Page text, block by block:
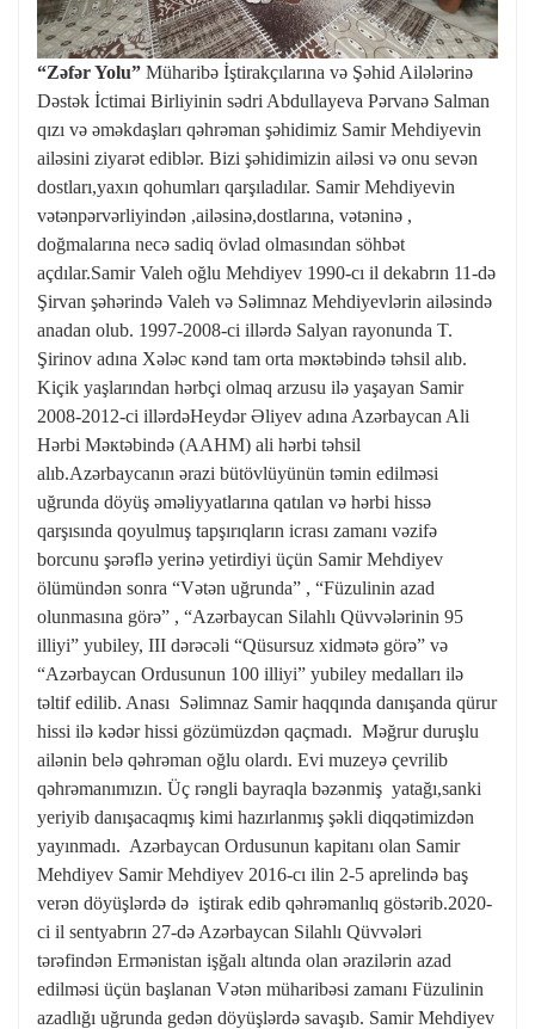
“Zəfər Yolu” Müharibə İştirakçılarına və Şəhid Ailələrinə
Dəstək İctimai Birliyinin sədri Abdullayeva Pərvanə Salman
qızı və əməkdaşları qəhrəman şəhidimiz Samir Mehdiyevin
ailəsini ziyarət ediblər. Bizi şəhidimizin ailəsi və onu sevən
dostları,yaxın qohumları qarşıladılar. Samir Mehdiyevin
vətənpərvərliyindən ,ailəsinə,dostlarına, vətəninə ,
doğmalarına necə sadiq övlad olmasından söhbət
açdılar.Samir Valeh oğlu Mehdiyev 1990-cı il dekabrın 11-də
Şirvan şəhərində Valeh və Səlimnaz Mehdiyevlərin ailəsində
anadan olub. 1997-2008-ci illərdə Salyan rayonunda T.
Şirinov adına Xələc кənd tam orta məкtəbində təhsil alıb.
Kiçik yaşlarından hərbçi olmaq arzusu ilə yaşayan Samir
2008-2012-ci illərdəHeydər Əliyev adına Azərbaycan Ali
Hərbi Məкtəbində (AAHM) ali hərbi təhsil
alıb.Azərbaycanın ərazi bütövlüyünün təmin edilməsi
uğrunda döyüş əməliyyatlarına qatılan və hərbi hissə
qarşısında qoyulmuş tapşırıqların icrası zamanı vəzifə
borcunu şərəflə yerinə yetirdiyi üçün Samir Mehdiyev
ölümündən sonra “Vətən uğrunda” , “Füzulinin azad
olunmasına görə” , “Azərbaycan Silahlı Qüvvələrinin 95
illiyi” yubiley, III dərəcəli “Qüsursuz xidmətə görə” və
“Azərbaycan Ordusunun 100 illiyi” yubiley medalları ilə
təltif edilib. Anası Səlimnaz Samir haqqında danışanda qürur
hissi ilə kədər hissi gözümüzdən qaçmadı. Məğrur duruşlu
ailənin belə qəhrəman oğlu olardı. Evi muzeyə çevrilib
qəhrəmanımızın. Üç rəngli bayraqla bəzənmiş yatağı,sanki
yeriyib danışacaqmış kimi hazırlanmış şəkli diqqətimizdən
yayınmadı. Azərbaycan Ordusunun kapitanı olan Samir
Mehdiyev Samir Mehdiyev 2016-cı ilin 2-5 aprelində baş
verən döyüşlərdə də iştirak edib qəhrəmanlıq göstərib.2020-
ci il sentyabrın 27-də Azərbaycan Silahlı Qüvvələri
tərəfindən Ermənistan işğalı altında olan ərazilərin azad
edilməsi üçün başlanan Vətən müharibəsi zamanı Füzulinin
azadlığı uğrunda gedən döyüşlərdə savaşıb. Samir Mehdiyev